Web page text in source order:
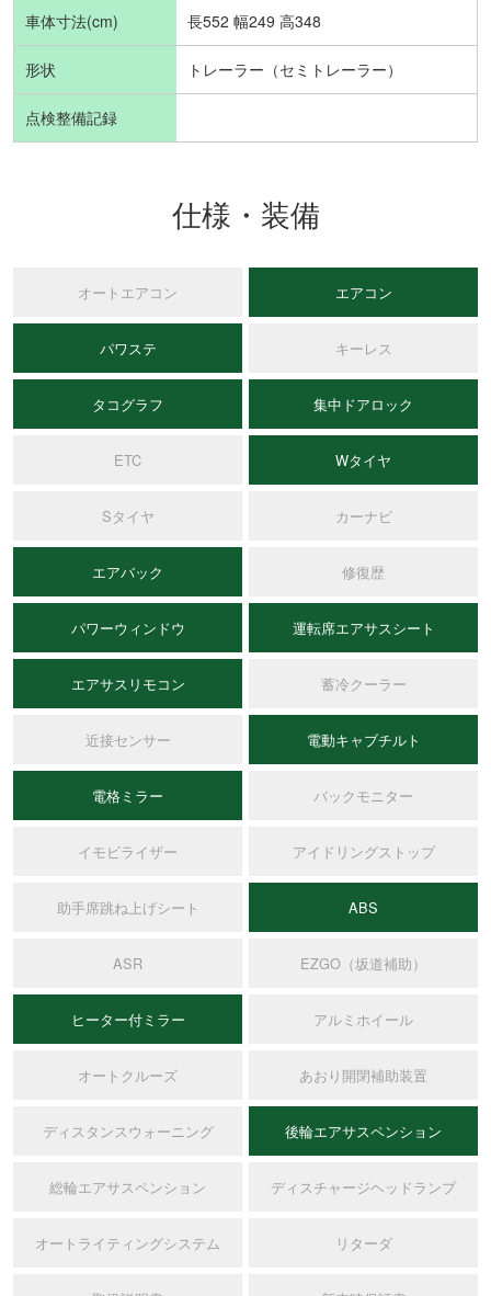
車体寸法(cm) 長552 幅249 高348
形状 トレーラー（セミトレーラー）
点検整備記録
仕様・装備
オートエアコン エアコン
パワステ キーレス
タコグラフ 集中ドアロック
ETC Wタイヤ
Sタイヤ カーナビ
エアバック 修復歴
パワーウィンドウ 運転席エアサスシート
エアサスリモコン 蓄冷クーラー
近接センサー 電動キャブチルト
電格ミラー バックモニター
イモビライザー アイドリングストップ
助手席跳ね上げシート ABS
ASR EZGO（坂道補助）
ヒーター付ミラー アルミホイール
オートクルーズ あおり開閉補助装置
ディスタンスウォーニング 後輪エアサスペンション
総輪エアサスペンション ディスチャージヘッドランプ
オートライティングシステム リターダ